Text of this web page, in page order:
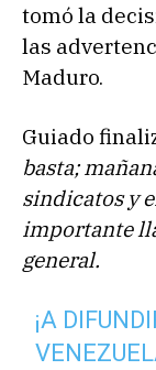
tomó la
las
Maduro.
Guiado
basta;
sindicatos y
importante
general.
¡A